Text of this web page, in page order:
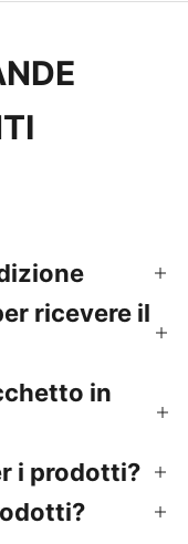
ricevere il
in
i prodotti?